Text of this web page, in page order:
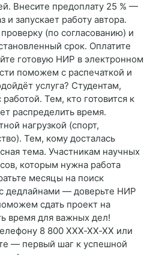
Внесите предоплату 25 % —
и запускает работу автора.
(по согласованию) и
срок. Оплатите
готовую НИР в электронном
поможем с распечаткой и
услуга? Студентам,
Тем, кто готовится к
распределить время.
нагрузкой (спорт,
Тем, кому досталась
тема. Участникам научных
которым нужна работа
месяцы на поиск
дедлайнами — доверьте НИР
сдать проект на
время для важных дел!
8 800 XXX‑XX‑XX или
— первый шаг к успешной